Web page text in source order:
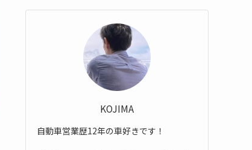
KOJIMA
自動車営業歴12年の車好きです！